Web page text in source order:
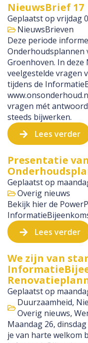
NieuwsBrief 17
Geplaatst op vrijdag
NieuwsBrieven
Deze periode
Onderhoudsplannen
Groenhoven. In
veelgestelde vragen
tijdens de
vragen mét
steeds bijwerken.
Lees verder
Presentatie
Geplaatst op
Overig nieuws
Bekijk hier de
Lees verder
We zijn van
Geplaatst op
Duurzaamheid,
Overig nieuws,
Maandag 26,
je van harte welkom